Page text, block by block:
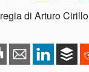
regia di Arturo Cirillo